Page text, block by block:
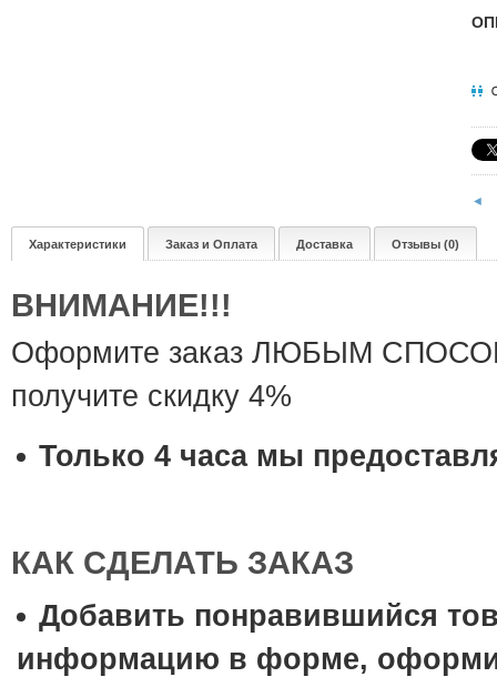
◄
Характеристики Заказ и Оплата Доставка Отзывы (0)
ВНИМАНИЕ!!!
Оформите заказ ЛЮБЫМ
получите скидку 4%
Только 4 часа мы
КАК СДЕЛАТЬ ЗАКАЗ
Добавить понравившийся
информацию в форме,